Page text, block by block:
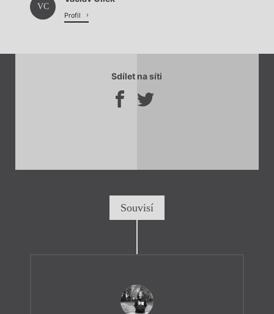
VC
Profil
Sdílet na síti
Souvisí